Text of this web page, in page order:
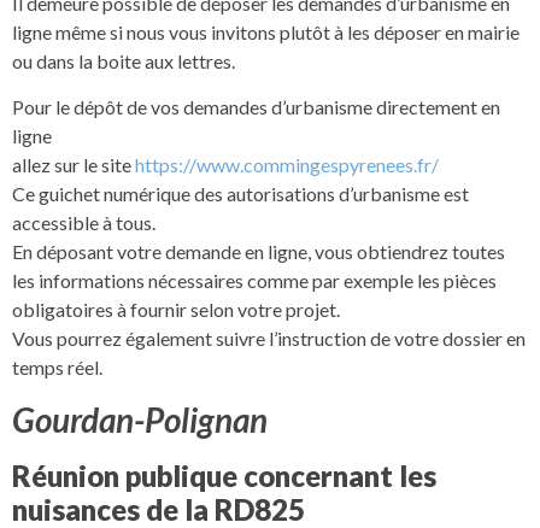
ligne même si nous vous invitons plutôt à les déposer en mairie
ou dans la boite aux lettres.
Pour le dépôt de vos demandes d’urbanisme directement en
ligne
allez sur le sitehttps://www.commingespyrenees.fr/
Ce guichet numérique des autorisations d’urbanisme est
accessible à tous.
En déposant votre demande en ligne, vous obtiendrez toutes
les informations nécessaires comme par exemple les pièces
obligatoires à fournir selon votre projet.
Vous pourrez également suivre l’instruction de votre dossier en
temps réel.
Gourdan-Polignan
Réunion publique concernant les
nuisances de la RD825